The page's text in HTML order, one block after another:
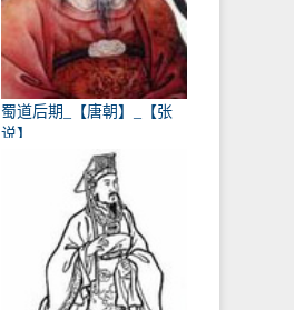
蜀道后期_【唐朝】_【张
说】